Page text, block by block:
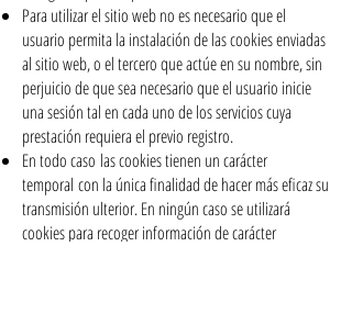
Para utilizar el sitio web no es necesario que el
usuario permita la instalación de las cookies enviadas
al sitio web, o el tercero que actúe en su nombre, sin
perjuicio de que sea necesario que el usuario inicie
una sesión tal en cada uno de los servicios cuya
prestación requiera el previo registro.
En todo caso las cookies tienen un carácter
temporal con la única finalidad de hacer más eficaz su
transmisión ulterior. En ningún caso se utilizará
cookies para recoger información de carácter